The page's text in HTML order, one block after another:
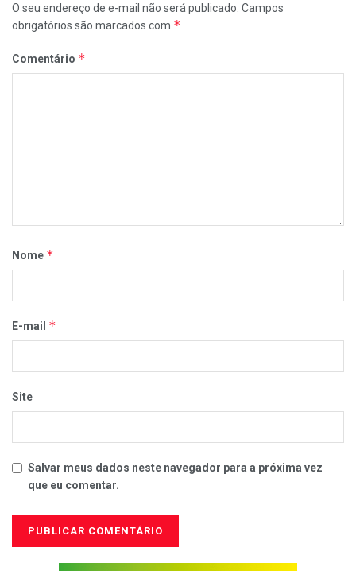
O seu endereço de e-mail não será publicado. Campos
obrigatórios são marcados com *
Comentário *
Nome *
E-mail *
Site
Salvar meus dados neste navegador para a próxima vez
que eu comentar.